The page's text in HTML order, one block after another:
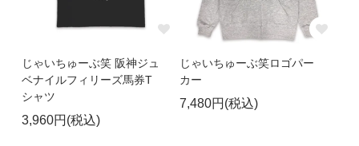
じゃいちゅーぶ笑 阪神ジュ
ベナイルフィリーズ馬券T
シャツ
3,960円(税込)
じゃいちゅーぶ笑ロゴパー
カー
7,480円(税込)